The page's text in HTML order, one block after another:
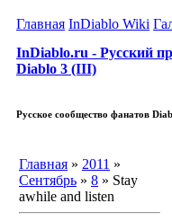
Главная InDiablo Wiki
InDiablo.ru - Русский
Diablo 3 (III)
Русское сообщество фанатов
Главная » 2011 »
Сентябрь » 8 » Stay
awhile and listen